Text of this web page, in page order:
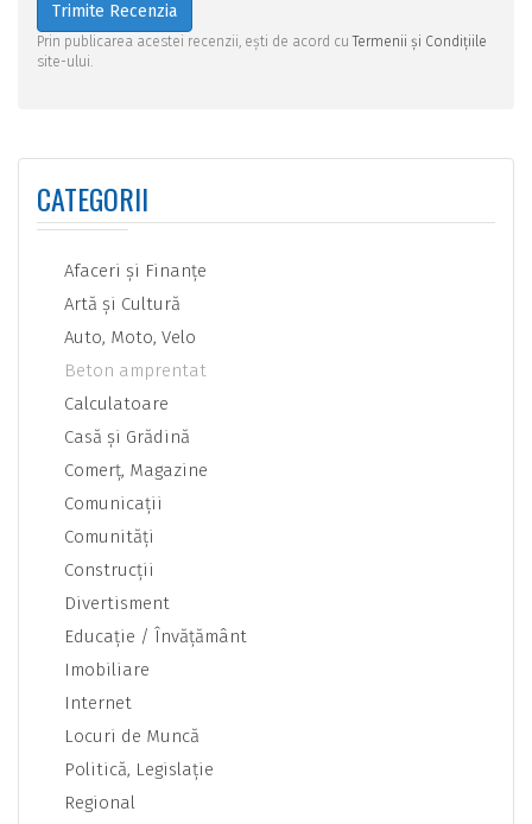
Trimite Recenzia
Prin publicarea acestei recenzii, ești de acord cuTermenii și Condițiile
site-ului.
CATEGORII
Afaceri şi Finanţe
Artă şi Cultură
Auto, Moto, Velo
Beton amprentat
Calculatoare
Casă şi Grădină
Comerţ, Magazine
Comunicaţii
Comunităţi
Construcţii
Divertisment
Educaţie / Învăţământ
Imobiliare
Internet
Locuri de Muncă
Politică, Legislaţie
Regional